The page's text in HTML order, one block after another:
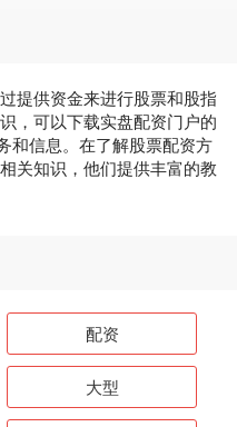
提供资金来进行股票和股指
，可以下载实盘配资门户的
和信息。在了解股票配资方
关知识，他们提供丰富的教
配资
大型